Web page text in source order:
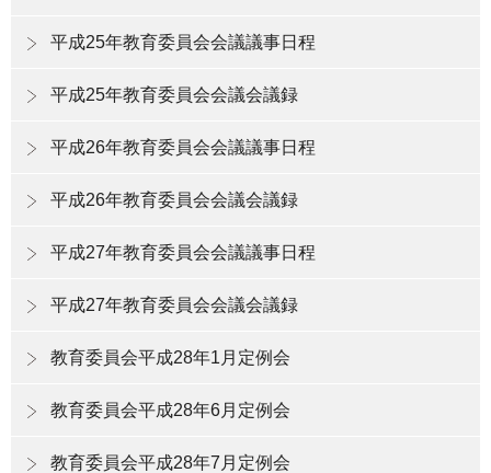
平成25年教育委員会会議議事日程
平成25年教育委員会会議会議録
平成26年教育委員会会議議事日程
平成26年教育委員会会議会議録
平成27年教育委員会会議議事日程
平成27年教育委員会会議会議録
教育委員会平成28年1月定例会
教育委員会平成28年6月定例会
教育委員会平成28年7月定例会